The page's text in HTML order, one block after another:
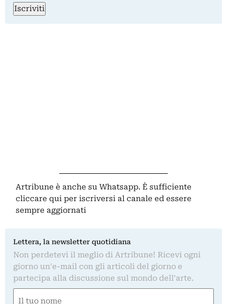
Iscriviti
Artribune è anche su Whatsapp. È sufficiente
cliccare qui per iscriversi al canale ed essere
sempre aggiornati
Lettera, la newsletter quotidiana
Non perdetevi il meglio di Artribune! Ricevi ogni
giorno un'e-mail con gli articoli del giorno e
partecipa alla discussione sul mondo dell'arte.